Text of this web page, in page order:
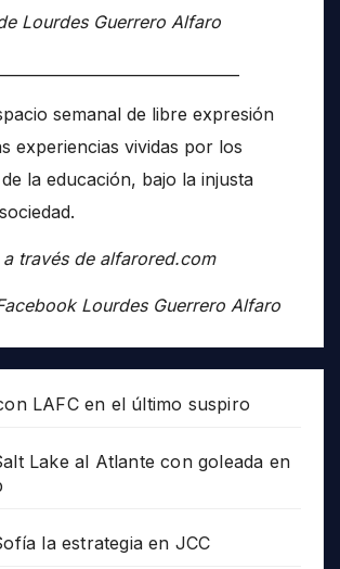
Lourdes Guerrero Alfaro
semanal de libre expresión
experiencias vividas por los
la educación, bajo la injusta
través de alfarored.com
Lourdes Guerrero Alfaro
LAFC en el último suspiro
Lake al Atlante con goleada en
la estrategia en JCC